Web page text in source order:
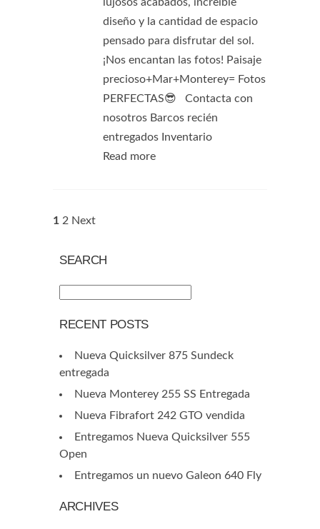
diseño y la cantidad de espacio
pensado para disfrutar del sol.
¡Nos encantan las fotos! Paisaje
precioso+Mar+Monterey= Fotos
PERFECTAS😎 Contacta con
nosotros Barcos recién
entregados Inventario
Read more
1 2 Next
SEARCH
RECENT POSTS
Nueva Quicksilver 875 Sundeck
entregada
Nueva Monterey 255 SS Entregada
Nueva Fibrafort 242 GTO vendida
Entregamos Nueva Quicksilver 555
Open
Entregamos un nuevo Galeon 640 Fly
ARCHIVES